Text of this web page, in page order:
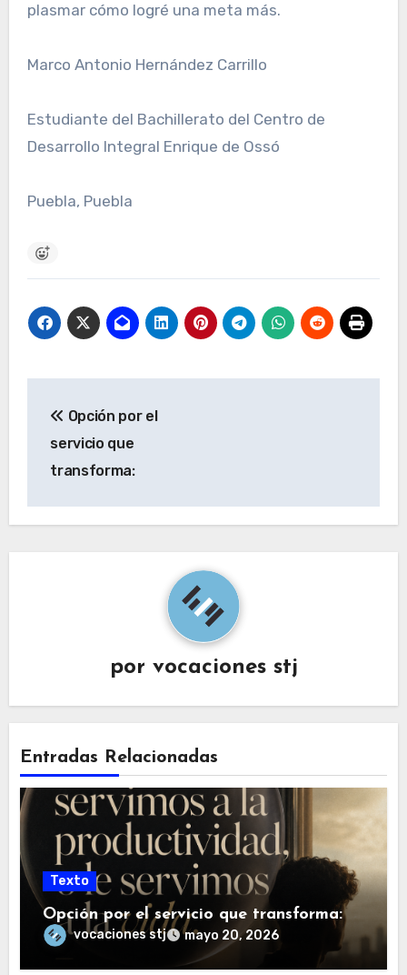
plasmar cómo logré una meta más.
Marco Antonio Hernández Carrillo
Estudiante del Bachillerato del Centro de
Desarrollo Integral Enrique de Ossó
Puebla, Puebla
de
entradas
Opción por el
servicio que
transforma:
por vocaciones stj
Entradas Relacionadas
Texto
Opción por el servicio que transforma:
vocaciones stj mayo 20, 2026